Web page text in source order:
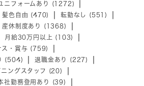
ニフォームあり (1272)
髪色自由 (470)
転勤なし (551)
産休制度あり (1368)
月給30万円以上 (103)
ス・賞与 (759)
(504)
退職金あり (227)
ニングスタッフ (20)
社勤務登用あり (39)